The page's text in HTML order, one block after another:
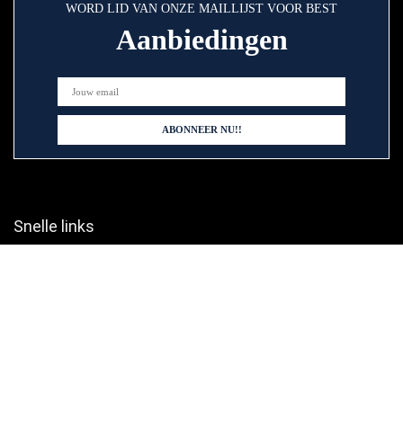
WORD LID VAN ONZE MAILLIJST VOOR BEST
Aanbiedingen
Snelle links